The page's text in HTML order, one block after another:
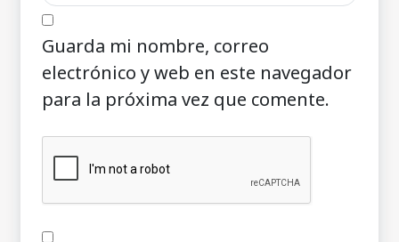
Guarda mi nombre, correo
electrónico y web en este navegador
para la próxima vez que comente.